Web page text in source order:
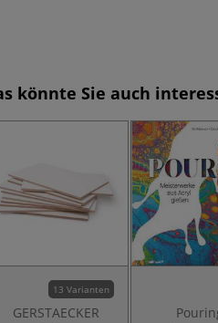
könnte Sie auch
13 Varianten
GERSTAECKER